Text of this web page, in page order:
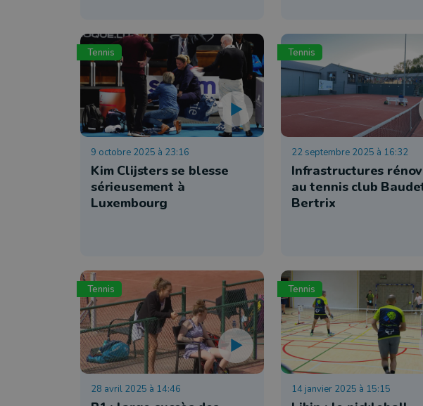
Tennis
9 octobre 2025 à 23:16
Kim Clijsters se blesse
sérieusement à
Luxembourg
Tennis
22 septembre 2025 à 16:32
Infrastructures
au tennis club
Bertrix
Tennis
28 avril 2025 à 14:46
Tennis
14 janvier 2025 à 15:15